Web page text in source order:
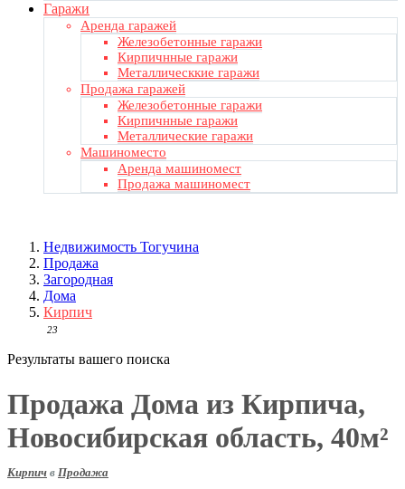
Гаражи
Аренда гаражей
Железобетонные гаражи
Кирпичнные гаражи
Металлическкие гаражи
Продажа гаражей
Железобетонные гаражи
Кирпичнные гаражи
Металлические гаражи
Машиноместо
Аренда машиномест
Продажа машиномест
Недвижимость Тогучинa
Продажа
Загородная
Дома
Кирпич
23
Результаты вашего поиска
Продажа Дома из Кирпича,
Новосибирская область, 40м²
Кирпич в Продажа